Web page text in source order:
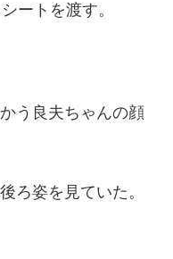
ートを渡す。
う良夫ちゃんの顔
ろ姿を見ていた。